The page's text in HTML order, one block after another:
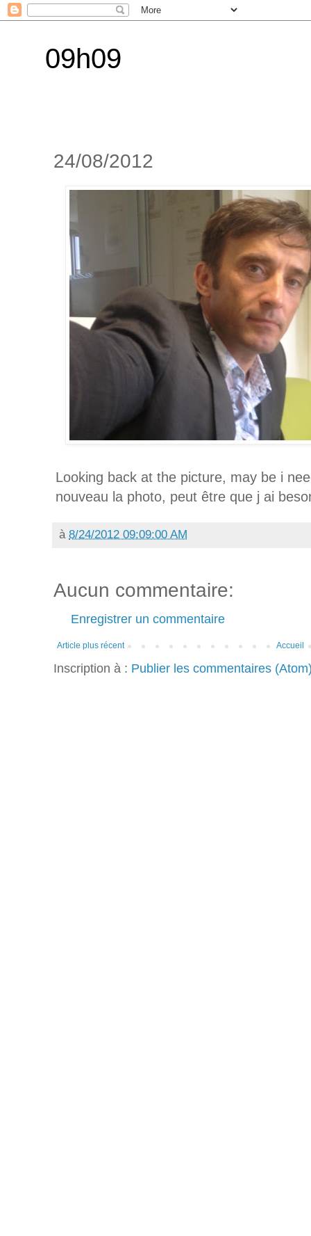
09h09
24/08/2012
Looking back at the picture, may be i
nouveau la photo, peut être que j ai
à 8/24/2012 09:09:00 AM
Aucun commentaire:
Enregistrer un commentaire
Article plus récent Accueil
Inscription à : Publier les commentaires